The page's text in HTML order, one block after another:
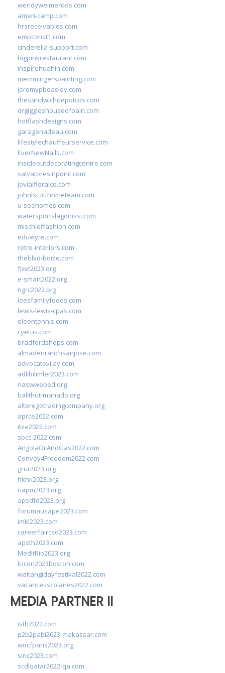
wendyweimerdds.com
ameri-camp.com
hrsreceivables.com
empconst1.com
cinderella-support.com
bigpinkrestaurant.com
inspirehuahin.com
memmingerspainting.com
jeremypbeasley.com
thesandwichdepotcos.com
drgiggleshouseofpain.com
hotflashdesigns.com
garagenadeau.com
lifestylechauffeurservice.com
EverNewNails.com
insideoutdecoratingcentre.com
salvatoresinpoint.com
jovialfloralco.com
johnlscotthometeam.com
u-seehomes.com
watersportslagonissi.com
mischieffashion.com
eduwyre.com
retro-interiors.com
theblvd-boise.com
fpet2023.org
e-smart2022.org
ngrc2022.org
leesfamilyfoods.com
lewis-lewis-cpas.com
eleontennis.com
cyetus.com
bradfordshops.com
almadenranchsanjose.com
advocatevijay.com
adlibilimler2023.com
naswwebed.org
balithut-manado.org
alteregotradingcompany.org
aprce2022.com
ibie2022.com
sbcc-2022.com
AngolaOilAndGas2022.com
Convoy4Freedom2022.com
grur2023.org
hkhk2023.org
napm2023.org
apsdfd2023.org
forumausape2023.com
imkl2023.com
careerfaircsd2023.com
apsth2023.com
MedItRio2023.org
lcicon2023boston.com
waitangidayfestival2022.com
vacancesscolaires2022.com
MEDIA PARTNER II
isth2022.com
p2b2pabi2023-makassar.com
wocfparis2023.org
sinc2023.com
scdlqatar2022-qa.com